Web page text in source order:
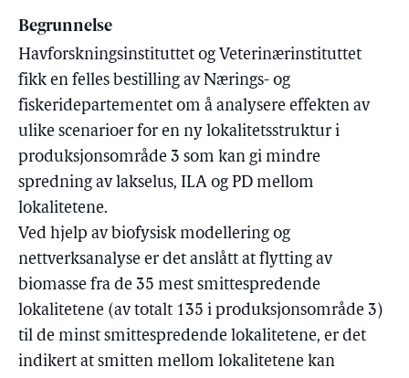
Begrunnelse
Havforskningsinstituttet og Veterinærinstituttet
fikk en felles bestilling av Nærings- og
fiskeridepartementet om å analysere effekten av
ulike scenarioer for en ny lokalitetsstruktur i
produksjonsområde 3 som kan gi mindre
spredning av lakselus, ILA og PD mellom
lokalitetene.
Ved hjelp av biofysisk modellering og
nettverksanalyse er det anslått at flytting av
biomasse fra de 35 mest smittespredende
lokalitetene (av totalt 135 i produksjonsområde 3)
til de minst smittespredende lokalitetene, er det
indikert at smitten mellom lokalitetene kan